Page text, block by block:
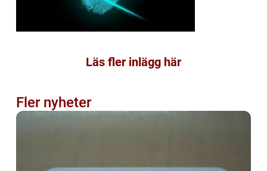
Läs fler inlägg här
Fler nyheter